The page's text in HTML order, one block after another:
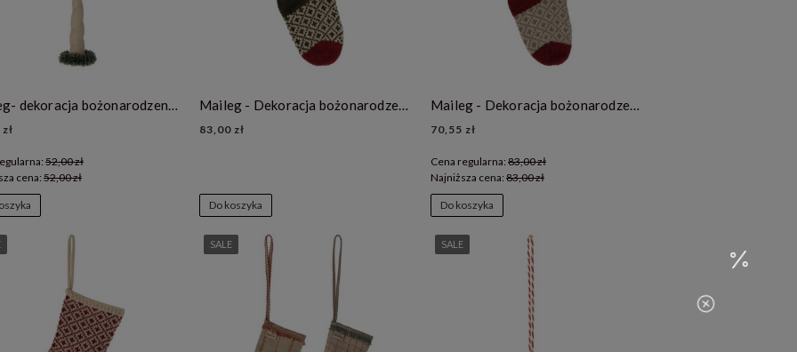
Maileg- dekoracja bożonarodzeniowa - Candlelight ornament
52,00 zł
cena: 52,00 zł
Maileg - Dekoracja bożonarodzeniowa - świąteczna skarpeta- Christmas stocking - Winter green
83,00 zł
Do koszyka
Maileg - Dekoracja bożonarodzeniowa - świąteczna skarpeta- Christmas stocking - Soft grey
70,55 zł
Cena regularna: 83,00 zł
Najniższa cena: 83,00 zł
Do koszyka
SALE SALE